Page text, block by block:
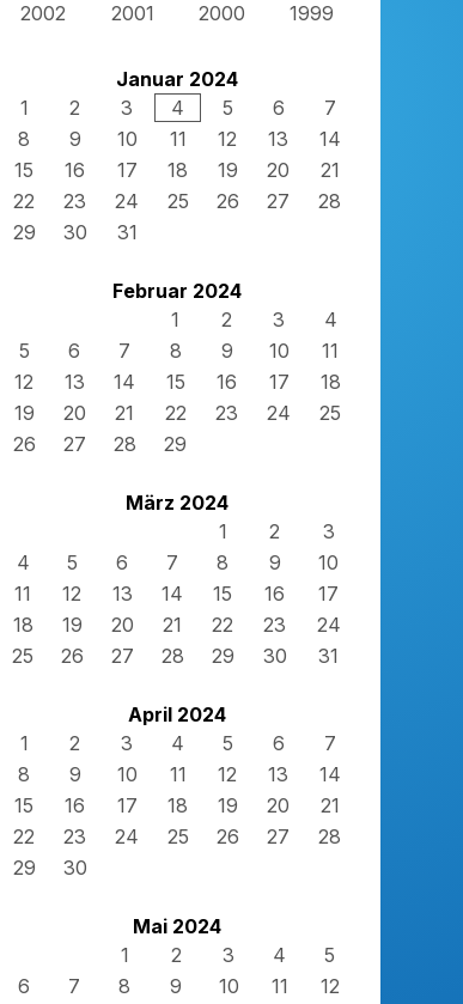
2002
2001 2000 1999
Januar 2024
1
2 3 4 5 6
7
8
9 10 11 12 13
14
15
16 17 18 19 20
21
22
23 24 25 26 27
28
29
30 31
Februar 2024
1
2 3
4
5
6 7 8 9 10
11
12
13 14 15 16 17
18
19
20 21 22 23 24
25
26
27 28 29
März 2024
1
2
3
4
5 6 7 8 9
10
11
12 13 14 15 16
17
18
19 20 21 22 23
24
25
26 27 28 29 30 31
April 2024
1
2 3 4 5 6
7
8
9 10 11 12 13
14
15
16 17 18 19 20
21
22
23 24 25 26 27
28
29
30
Mai 2024
1
2 3 4
5
6
7 8 9 10 11
12